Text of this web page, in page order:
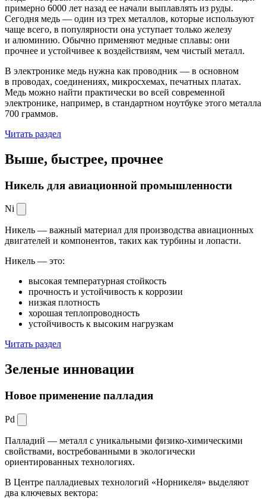
примерно 6000 лет назад ее начали выплавлять из руды.
Сегодня медь — один из трех металлов, которые используют
чаще всего, в популярности она уступает только железу
и алюминию. Обычно применяют медные сплавы: они
прочнее и устойчивее к воздействиям, чем чистый металл.
В электронике медь нужна как проводник — в основном
в проводах, соединениях, микросхемах, печатных платах.
Медь можно найти практически во всей современной
электронике, например, в стандартном ноутбуке этого металла
700 граммов.
Читать раздел
Выше, быстрее, прочнее
Никель для авиационной промышленности
Ni
Никель — важный материал для производства авиационных
двигателей и компонентов, таких как турбины и лопасти.
Никель — это:
высокая температурная стойкость
прочность и устойчивость к коррозии
низкая плотность
хорошая теплопроводность
устойчивость к высоким нагрузкам
Читать раздел
Зеленые инновации
Новое применение палладия
Pd
Палладий — металл с уникальными физико-химическими
свойствами, востребованными в экологически
ориентированных технологиях.
В Центре палладиевых технологий «Норникеля» выделяют
два ключевых вектора: